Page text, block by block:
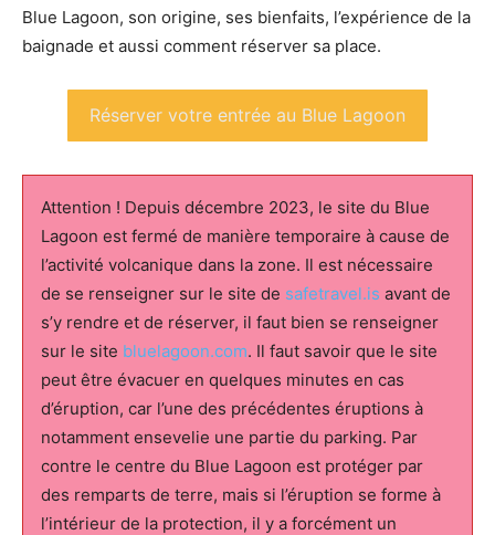
Blue Lagoon, son origine, ses bienfaits, l’expérience de la
baignade et aussi comment réserver sa place.
Réserver votre entrée au Blue Lagoon
Attention ! Depuis décembre 2023, le site du Blue
Lagoon est fermé de manière temporaire à cause de
l’activité volcanique dans la zone. Il est nécessaire
de se renseigner sur le site de safetravel.is avant de
s’y rendre et de réserver, il faut bien se renseigner
sur le site bluelagoon.com. Il faut savoir que le site
peut être évacuer en quelques minutes en cas
d’éruption, car l’une des précédentes éruptions à
notamment ensevelie une partie du parking. Par
contre le centre du Blue Lagoon est protéger par
des remparts de terre, mais si l’éruption se forme à
l’intérieur de la protection, il y a forcément un